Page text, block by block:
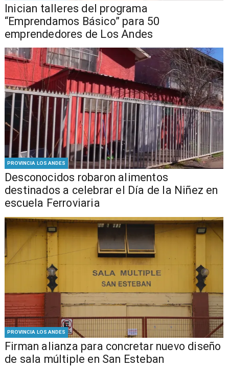
Inician talleres del programa
“Emprendamos Básico” para 50
emprendedores de Los Andes
PROVINCIA LOS ANDES
Desconocidos robaron alimentos
destinados a celebrar el Día de la Niñez en
escuela Ferroviaria
PROVINCIA LOS ANDES
​​Firman alianza para concretar nuevo diseño
de sala múltiple en San Esteban